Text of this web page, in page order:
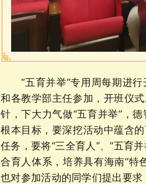
“五育并举”专用周每期进行
和各教学部主任参加，开班仪
针，下大力气做“五育并举”，
根本目标，要深挖活动中蕴含
任务，要将“三全育人”、“五育
合育人体系，培养具有海南“特
也对参加活动的同学们提出要求